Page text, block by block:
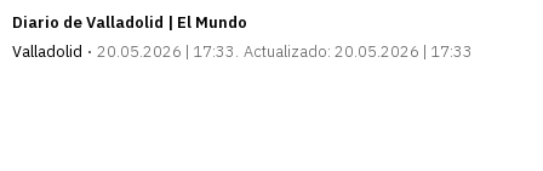
Diario de Valladolid | El Mundo
Valladolid
20.05.2026 | 17:33 Actualizado: 20.05.2026 | 17:33